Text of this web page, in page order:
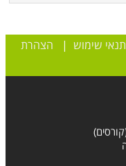
תנאי שימוש | הצהרת